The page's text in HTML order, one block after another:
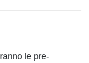
le pre-